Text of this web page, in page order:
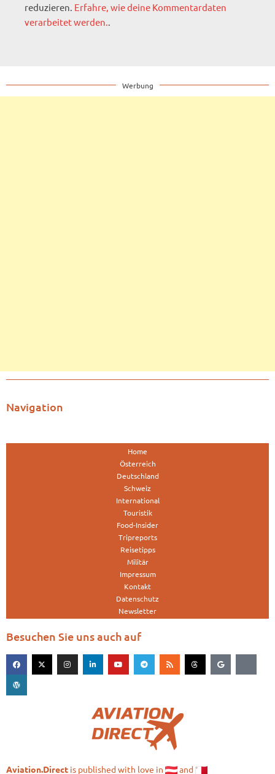
reduzieren. Erfahre, wie deine Kommentardaten
verarbeitet werden..
Werbung
Navigation
Home
Österreich
Deutschland
Schweiz
International
Touristik
Food-Insider
Tripreports
Reisetipps
Militär
Impressum
Kontakt
Datenschutz
Newsletter
Besuchen Sie uns auch auf
Aviation.Direct is published with love in and